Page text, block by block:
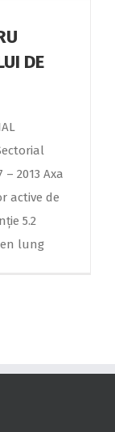
DE
2013 Axa
active de
5.2
lung